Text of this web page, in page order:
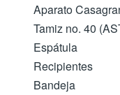
Aparato
Tamiz no. 40
Espátula
Recipientes
Bandeja